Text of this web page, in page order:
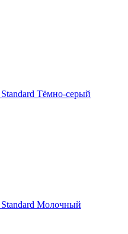
Тёмно-серый
Молочный